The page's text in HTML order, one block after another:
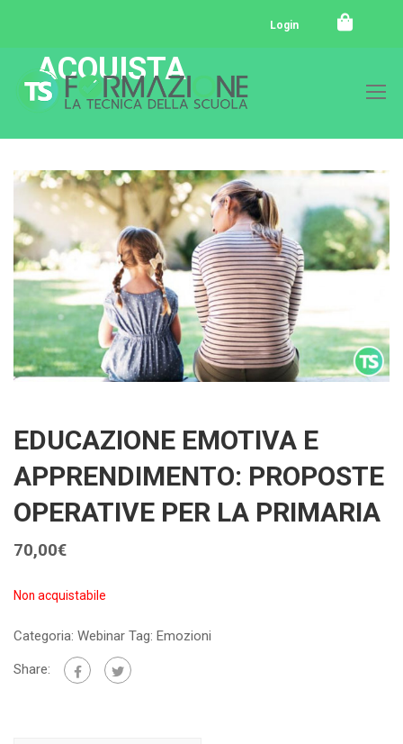
Login
ACQUISTA
EDUCAZIONE EMOTIVA E
APPRENDIMENTO: PROPOSTE
OPERATIVE PER LA PRIMARIA
70,00€
Non acquistabile
Categoria: Webinar Tag: Emozioni
Share: